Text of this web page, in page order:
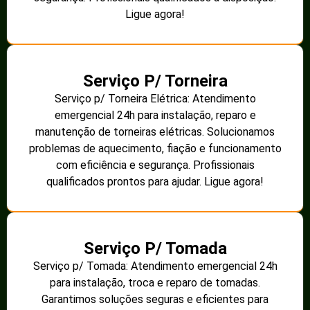
Ligue agora!
Serviço P/ Torneira
Serviço p/ Torneira Elétrica: Atendimento
emergencial 24h para instalação, reparo e
manutenção de torneiras elétricas. Solucionamos
problemas de aquecimento, fiação e funcionamento
com eficiência e segurança. Profissionais
qualificados prontos para ajudar. Ligue agora!
Serviço P/ Tomada
Serviço p/ Tomada: Atendimento emergencial 24h
para instalação, troca e reparo de tomadas.
Garantimos soluções seguras e eficientes para